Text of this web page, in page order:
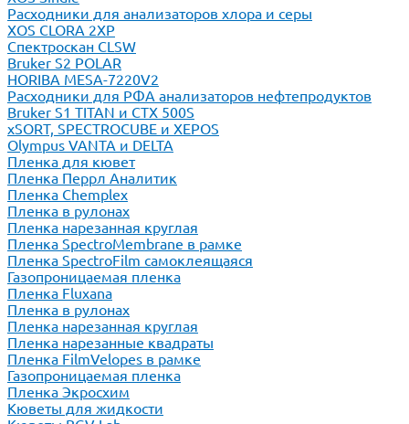
Расходники для анализаторов хлора и серы
XOS CLORA 2XP
Спектроскан CLSW
Bruker S2 POLAR
HORIBA MESA-7220V2
Расходники для РФА анализаторов нефтепродуктов
Bruker S1 TITAN и CTX 500S
xSORT, SPECTROCUBE и XEPOS
Olympus VANTA и DELTA
Пленка для кювет
Пленка Перрл Аналитик
Пленка Chemplex
Пленка в рулонах
Пленка нарезанная круглая
Пленка SpectroMembrane в рамке
Пленка SpectroFilm самоклеящаяся
Газопроницаемая пленка
Пленка Fluxana
Пленка в рулонах
Пленка нарезанная круглая
Пленка нарезанные квадраты
Пленка FilmVelopes в рамке
Газопроницаемая пленка
Пленка Экросхим
Кюветы для жидкости